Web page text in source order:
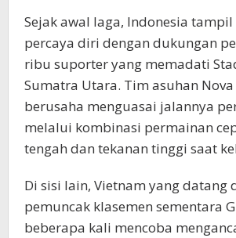
Sejak awal laga, Indonesia
percaya diri dengan dukungan
ribu suporter yang memadati
Sumatra Utara. Tim asuhan
berusaha menguasai jalannya
melalui kombinasi permainan
tengah dan tekanan tinggi saat
Di sisi lain, Vietnam yang datang
pemuncak klasemen sementara
beberapa kali mencoba